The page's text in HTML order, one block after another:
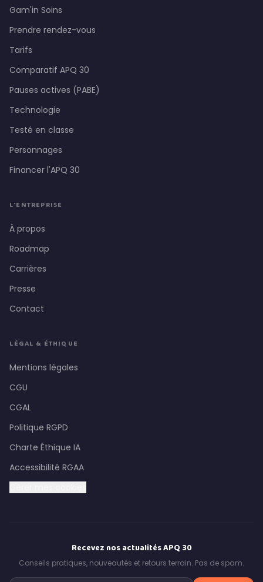
Gam'in Soins
Prendre rendez-vous
Tarifs
Comparatif APQ 30
Pauses actives (PABE)
Technologie
Testé en classe
Personnages
Financer l'APQ 30
L'ENTREPRISE
À propos
Roadmap
Carrières
Presse
Contact
LÉGAL & ÉTHIQUE
Mentions légales
CGU
CGAL
Politique RGPD
Charte Éthique IA
Accessibilité RGAA
Recevez nos actualités APQ 30
Conseils pratiques, nouveautés et retours terrain. Pas de spam.